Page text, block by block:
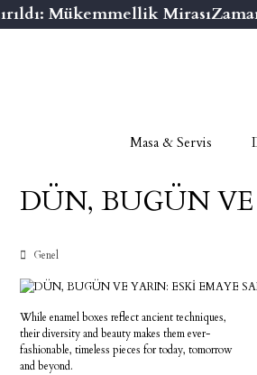
Mükemmellik Mirası
Masa & Servis
DÜN, BUGÜN
Genel
While enamel boxes reflect ancient techniques,
their diversity and beauty makes them ever-
fashionable, timeless pieces for today, tomorrow
and beyond.